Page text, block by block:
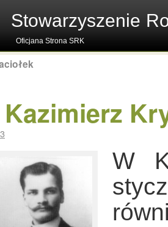
Stowarzyszenie
Oficjana Strona SRK
W